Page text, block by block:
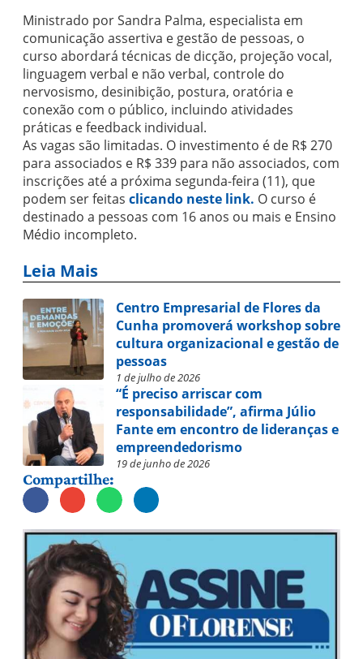
Ministrado por Sandra Palma, especialista em
comunicação assertiva e gestão de pessoas, o
curso abordará técnicas de dicção, projeção vocal,
linguagem verbal e não verbal, controle do
nervosismo, desinibição, postura, oratória e
conexão com o público, incluindo atividades
práticas e feedback individual.
As vagas são limitadas. O investimento é de R$ 270
para associados e R$ 339 para não associados, com
inscrições até a próxima segunda-feira (11), que
podem ser feitas clicando neste link. O curso é
destinado a pessoas com 16 anos ou mais e Ensino
Médio incompleto.
Leia Mais
Centro Empresarial de Flores da
Cunha promoverá workshop sobre
cultura organizacional e gestão de
pessoas
1 de julho de 2026
“É preciso arriscar com
responsabilidade”, afirma Júlio
Fante em encontro de lideranças e
empreendedorismo
19 de junho de 2026
Compartilhe: